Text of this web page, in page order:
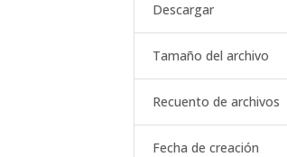
Descargar
Tamaño del archivo
Recuento de archivos
Fecha de creación